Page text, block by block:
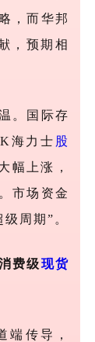
，而华邦
，预期相
。国际存
海力士 股
幅上涨，
市场资金
周期”。
费级现货
端传导，